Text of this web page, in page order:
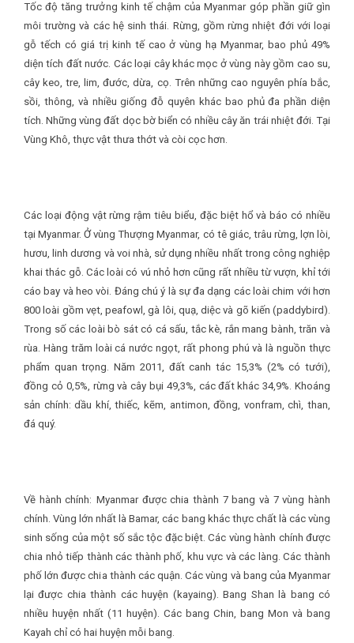
Tốc độ tăng trưởng kinh tế chậm của Myanmar góp phần giữ gìn
môi trường và các hệ sinh thái. Rừng, gồm rừng nhiệt đới với loại
gỗ tếch có giá trị kinh tế cao ở vùng hạ Myanmar, bao phủ 49%
diện tích đất nước. Các loại cây khác mọc ở vùng này gồm cao su,
cây keo, tre, lim, đước, dừa, cọ. Trên những cao nguyên phía bắc,
sồi, thông, và nhiều giống đỗ quyên khác bao phủ đa phần diện
tích. Những vùng đất dọc bờ biển có nhiều cây ăn trái nhiệt đới. Tại
Vùng Khô, thực vật thưa thớt và còi cọc hơn.
Các loại động vật rừng rậm tiêu biểu, đặc biệt hổ và báo có nhiều
tại Myanmar. Ở vùng Thượng Myanmar, có tê giác, trâu rừng, lợn lòi,
hươu, linh dương và voi nhà, sử dụng nhiều nhất trong công nghiệp
khai thác gỗ. Các loài có vú nhỏ hơn cũng rất nhiều từ vượn, khỉ tới
cáo bay và heo vòi. Đáng chú ý là sự đa dạng các loài chim với hơn
800 loài gồm vẹt, peafowl, gà lôi, quạ, diệc và gõ kiến (paddybird).
Trong số các loài bò sát có cá sấu, tắc kè, rắn mang bành, trăn và
rùa. Hàng trăm loài cá nước ngọt, rất phong phú và là nguồn thực
phẩm quan trọng. Năm 2011, đất canh tác 15,3% (2% có tưới),
đồng cỏ 0,5%, rừng và cây bụi 49,3%, các đất khác 34,9%. Khoáng
sản chính: dầu khí, thiếc, kẽm, antimon, đồng, vonfram, chì, than,
đá quý.
Về hành chính: Myanmar được chia thành 7 bang và 7 vùng hành
chính. Vùng lớn nhất là Bamar, các bang khác thực chất là các vùng
sinh sống của một số sắc tộc đặc biệt. Các vùng hành chính được
chia nhỏ tiếp thành các thành phố, khu vực và các làng. Các thành
phố lớn được chia thành các quận. Các vùng và bang của Myanmar
lại được chia thành các huyện (kayaing). Bang Shan là bang có
nhiều huyện nhất (11 huyện). Các bang Chin, bang Mon và bang
Kayah chỉ có hai huyện mỗi bang.